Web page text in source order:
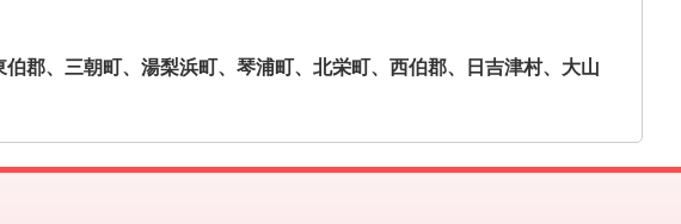
伯郡、三朝町、湯梨浜町、琴浦町、北栄町、西伯郡、日吉津村、大山